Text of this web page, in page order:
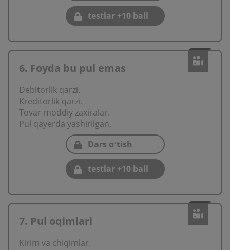
testlar +10 ball
6. Foyda bu pul emas
Debitorlik qarzi.
Kreditorlik qarzi.
Tovar-moddiy zaхiralar.
Pul qayerda yashirilgan.
Dars oʻtish
testlar +10 ball
7. Pul oqimlari
Kirim va chiqimlar.